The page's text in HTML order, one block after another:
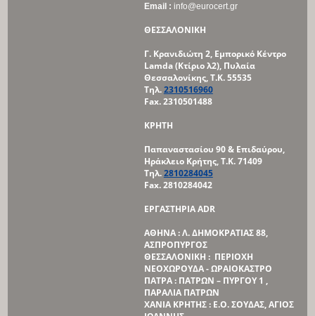
Email : info@eurocert.gr
ΘΕΣΣΑΛΟΝΙΚΗ
Γ. Κρανιδιώτη 2, Εμπορικό Κέντρο
Lamda (Κτίριο λ2),Πυλαία
Θεσσαλονίκης, Τ.Κ. 55535
Τηλ.2310516960
Fax. 2310501488
ΚΡΗΤΗ
Παπαναστασίου 90 & Επιδαύρου,
Ηράκλειο Κρήτης, Τ.Κ. 71409
Τηλ.2810284045
Fax. 2810284042
ΕΡΓΑΣΤΗΡΙΑADR
ΑΘΗΝΑ : Λ. ΔΗΜΟΚΡΑΤΙΑΣ 88,
ΑΣΠΡΟΠΥΡΓΟΣ
ΘΕΣΣΑΛΟΝΙΚΗ : ΠΕΡΙΟΧΗ
ΝΕΟΧΩΡΟΥΔΑ - ΩΡΑΙΟΚΑΣΤΡΟ
ΠΑΤΡΑ : ΠΑΤΡΩΝ – ΠΥΡΓΟΥ 1 ,
ΠΑΡΑΛΙΑ ΠΑΤΡΩΝ
ΧΑΝΙΑ ΚΡΗΤΗΣ : Ε.Ο. ΣΟΥΔΑΣ, ΑΓΙΟΣ